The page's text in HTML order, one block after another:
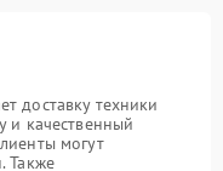
доставку техники
и качественный
могут
Также